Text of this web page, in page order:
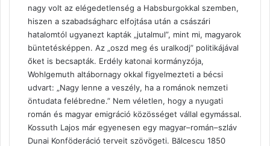
nagy volt az elégedetlenség a Habsburgokkal szemben,
hiszen a szabadságharc elfojtása után a császári
hatalomtól ugyanezt kapták „jutalmul”, mint mi, magyarok
büntetésképpen. Az „oszd meg és uralkodj” politikájával
őket is becsapták. Erdély katonai kormányzója,
Wohlgemuth altábornagy okkal figyelmezteti a bécsi
udvart: „Nagy lenne a veszély, ha a románok nemzeti
öntudata felébredne.” Nem véletlen, hogy a nyugati
román és magyar emigráció közösséget vállal egymással.
Kossuth Lajos már egyenesen egy magyar–román–szláv
Dunai Konföderáció terveit szövögeti. Bălcescu 1850